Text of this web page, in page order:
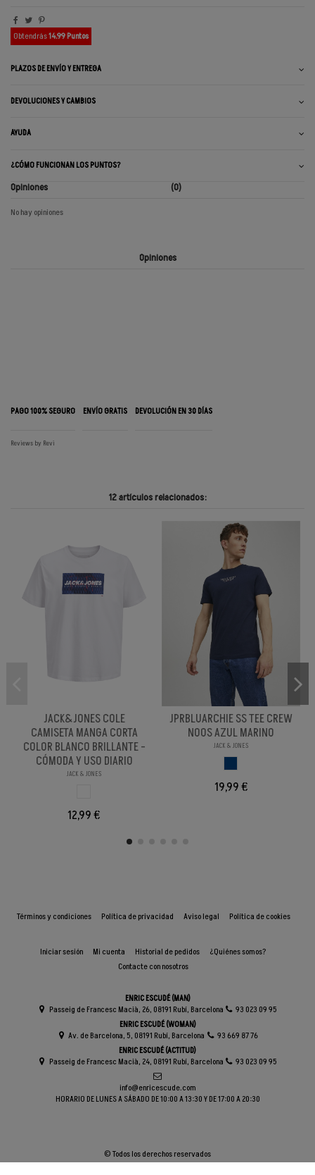
Obtendrás14.99 Puntos
PLAZOS DE ENVÍO Y ENTREGA
DEVOLUCIONES Y CAMBIOS
AYUDA
¿CÓMO FUNCIONAN LOS PUNTOS?
Opiniones (0)
No hay opiniones
Opiniones
PAGO 100% SEGURO ENVÍO GRATIS DEVOLUCIÓN EN 30 DÍAS
Reviews by Revi
12 artículos relacionados:
JACK&JONES COLE
CAMISETA MANGA CORTA
COLOR BLANCO BRILLANTE -
CÓMODA Y USO DIARIO
JACK & JONES
12,99 €
JPRBLUARCHIE SS TEE CREW
NOOS AZUL MARINO
JACK & JONES
19,99 €
Términos y condiciones Política de privacidad Aviso legal Política de cookies
Iniciar sesión Mi cuenta Historial de pedidos
¿Quiénes somos?
Contacte con nosotros
ENRIC ESCUDÉ (MAN)
Passeig de Francesc Macià, 26, 08191 Rubí, Barcelona
93 023 09 95
ENRIC ESCUDÉ (WOMAN)
Av. de Barcelona, 5, 08191 Rubí, Barcelona
93 669 87 76
ENRIC ESCUDÉ (ACTITUD)
Passeig de Francesc Macià, 24, 08191 Rubí, Barcelona
93 023 09 95
info@enricescude.com
HORARIO DE LUNES A SÁBADO DE 10:00 A 13:30 Y DE 17:00 A 20:30
© Todos los derechos reservados